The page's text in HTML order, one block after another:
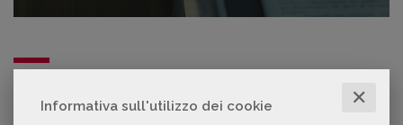
Informativa sull'utilizzo dei cookie ✕